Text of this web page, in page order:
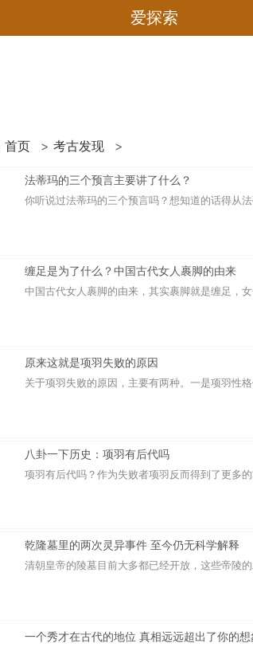
爱探索
首页 > 考古发现 >
法蒂玛的三个预言主要讲了什么？
你听说过法蒂玛的三个预言吗？想知道的话得从
缠足是为了什么？中国古代女人裹脚的由来
中国古代女人裹脚的由来，其实裹脚就是缠足，
原来这就是项羽失败的原因
关于项羽失败的原因，主要有两种。一是项羽性
八卦一下历史：项羽有后代吗
项羽有后代吗？作为失败者项羽反而得到了更多
乾隆墓里的两次灵异事件 至今仍无科学解释
清朝皇帝的陵墓目前大多都已经开放，这些帝陵
一个秀才在古代的地位 真相远远超出了你的想